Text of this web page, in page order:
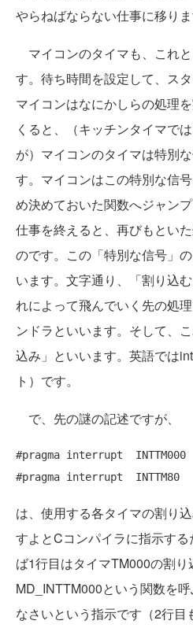
やらねばならない仕事に移りま
マイコンのタイマも、これ
す。待ち時間を設定して、ス
マイコンはなにかしらの処理
くると、（キッチンタイマで
が）マイコンのタイマは特別
す。マイコンはこの特別な信
め決めておいた関数へジャン
仕事を終えると、再びもとい
のです。この「特別な信号」
います。文字通り、「割り込
れによって飛んでいく先の処
ンドラといいます。そして、
込み」といいます。英語では
ト）です。
で、先の謎の記述ですが、
#pragma interrupt  INTTM000 	MD_INTTM000
は、使用する各タイマの割り
すよとCコンパイラに指示する
ば1行目はタイマTM000の割り
MD_INTTM000という関数を
なさいという指示です（2行目